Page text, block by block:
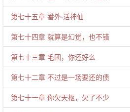
第七十五章 番外·活神仙
第七十四章 就算是幻觉，也不错
第七十三章 毛团，你还好么
第七十二章 不过是一场要还的债
第七十一章 你欠天枢，欠了不少